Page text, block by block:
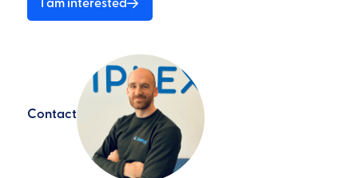
I am interested
Contact